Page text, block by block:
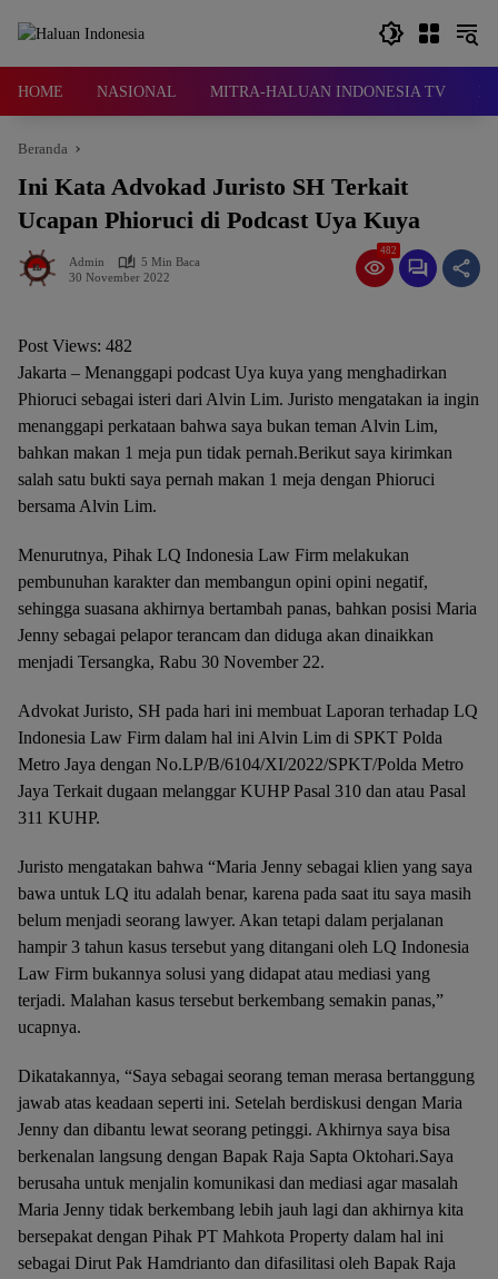
HOME NASIONAL MITRA-HALUAN INDONESIA TV
Beranda
Ini Kata Advokad Juristo SH Terkait
Ucapan Phioruci di Podcast Uya Kuya
Admin
5 Min Baca
30 November 2022
482
Post Views: 482
Jakarta – Menanggapi podcast Uya kuya yang menghadirkan
Phioruci sebagai isteri dari Alvin Lim. Juristo mengatakan ia ingin
menanggapi perkataan bahwa saya bukan teman Alvin Lim,
bahkan makan 1 meja pun tidak pernah.Berikut saya kirimkan
salah satu bukti saya pernah makan 1 meja dengan Phioruci
bersama Alvin Lim.
Menurutnya, Pihak LQ Indonesia Law Firm melakukan
pembunuhan karakter dan membangun opini opini negatif,
sehingga suasana akhirnya bertambah panas, bahkan posisi Maria
Jenny sebagai pelapor terancam dan diduga akan dinaikkan
menjadi Tersangka, Rabu 30 November 22.
Advokat Juristo, SH pada hari ini membuat Laporan terhadap LQ
Indonesia Law Firm dalam hal ini Alvin Lim di SPKT Polda
Metro Jaya dengan No.LP/B/6104/XI/2022/SPKT/Polda Metro
Jaya Terkait dugaan melanggar KUHP Pasal 310 dan atau Pasal
311 KUHP.
Juristo mengatakan bahwa “Maria Jenny sebagai klien yang saya
bawa untuk LQ itu adalah benar, karena pada saat itu saya masih
belum menjadi seorang lawyer. Akan tetapi dalam perjalanan
hampir 3 tahun kasus tersebut yang ditangani oleh LQ Indonesia
Law Firm bukannya solusi yang didapat atau mediasi yang
terjadi. Malahan kasus tersebut berkembang semakin panas,”
ucapnya.
Dikatakannya, “Saya sebagai seorang teman merasa bertanggung
jawab atas keadaan seperti ini. Setelah berdiskusi dengan Maria
Jenny dan dibantu lewat seorang petinggi. Akhirnya saya bisa
berkenalan langsung dengan Bapak Raja Sapta Oktohari.Saya
berusaha untuk menjalin komunikasi dan mediasi agar masalah
Maria Jenny tidak berkembang lebih jauh lagi dan akhirnya kita
bersepakat dengan Pihak PT Mahkota Property dalam hal ini
sebagai Dirut Pak Hamdrianto dan difasilitasi oleh Bapak Raja